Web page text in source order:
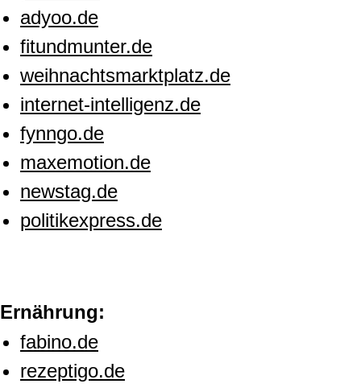
adyoo.de
fitundmunter.de
weihnachtsmarktplatz.de
internet-intelligenz.de
fynngo.de
maxemotion.de
newstag.de
politikexpress.de
Ernährung:
fabino.de
rezeptigo.de